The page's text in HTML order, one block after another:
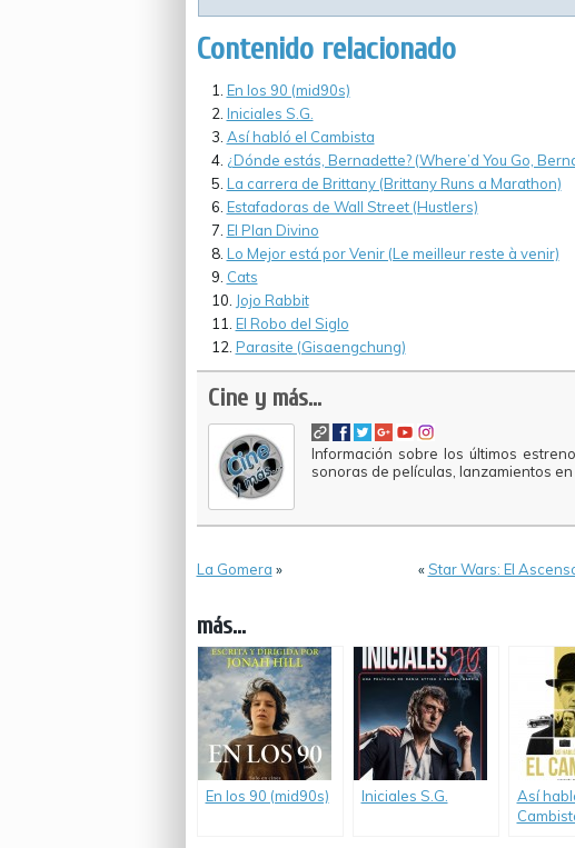
Contenido relacionado
En los 90 (mid90s)
Iniciales S.G.
Así habló el Cambista
¿Dónde estás, Bernadette? (Where’d You Go,
La carrera de Brittany (Brittany Runs a Marathon)
Estafadoras de Wall Street (Hustlers)
El Plan Divino
Lo Mejor está por Venir (Le meilleur reste à venir)
Cats
Jojo Rabbit
El Robo del Siglo
Parasite (Gisaengchung)
Cine y más...
Información sobre los últimos
sonoras de películas, lanzamientos en
La Gomera » «Star Wars: El
más...
En los 90 (mid90s) Iniciales S.G.
Así